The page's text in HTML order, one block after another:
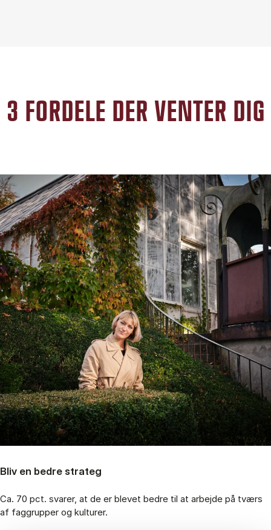
3 FORDELE DER VENTER DIG
Bliv en bedre strateg
Ca. 70 pct. svarer, at de er blevet bedre til at arbejde på tværs
af faggrupper og kulturer.